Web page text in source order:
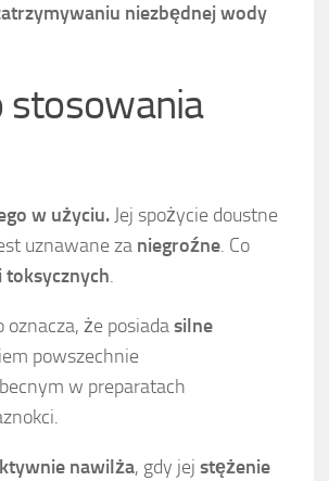
niezbędnej wody
stosowania
w użyciu. Jej spożycie doustne
uznawane za niegroźne. Co
toksycznych.
oznacza, że posiadasilne
powszechnie
w preparatach
nawilża, gdy jej stężenie